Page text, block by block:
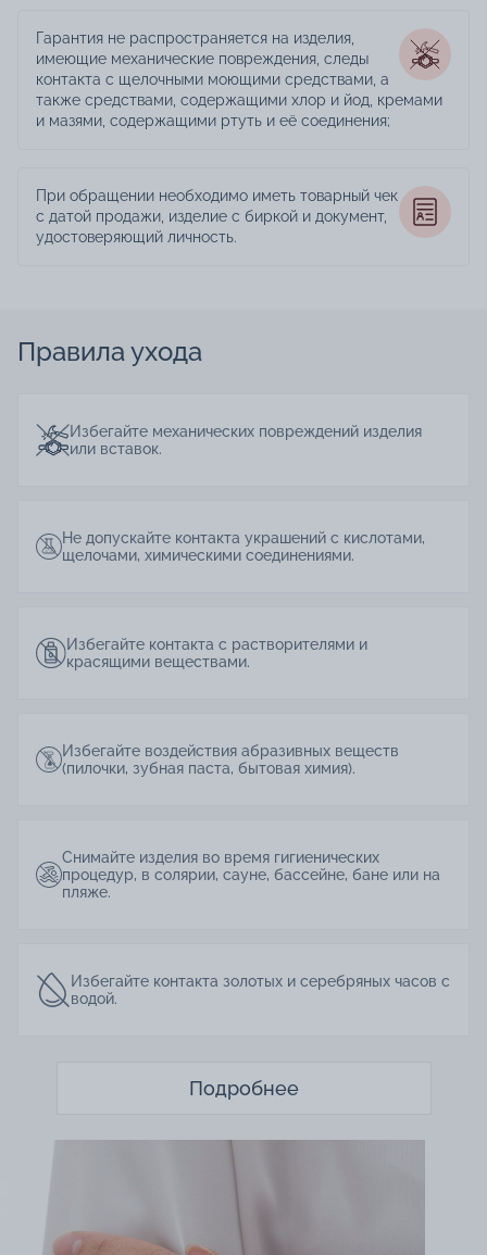
Гарантия не распространяется на изделия,
имеющие механические повреждения, следы
контакта с щелочными моющими средствами, а
также средствами, содержащими хлор и йод, кремами
и мазями, содержащими ртуть и её соединения;
При обращении необходимо иметь товарный чек
с датой продажи, изделие с биркой и документ,
удостоверяющий личность.
Правила ухода
Избегайте механических повреждений изделия
или вставок.
Не допускайте контакта украшений с кислотами,
щелочами, химическими соединениями.
Избегайте контакта с растворителями и
красящими веществами.
Избегайте воздействия абразивных веществ
(пилочки, зубная паста, бытовая химия).
Снимайте изделия во время гигиенических
процедур, в солярии, сауне, бассейне, бане или на
пляже.
Избегайте контакта золотых и серебряных часов с
водой.
Подробнее